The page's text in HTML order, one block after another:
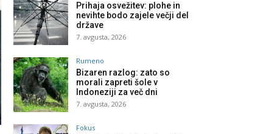
Prihaja osvežitev: plohe in
nevihte bodo zajele večji del
države
7. avgusta, 2026
Rumeno
Bizaren razlog: zato so
morali zapreti šole v
Indoneziji za več dni
7. avgusta, 2026
Fokus